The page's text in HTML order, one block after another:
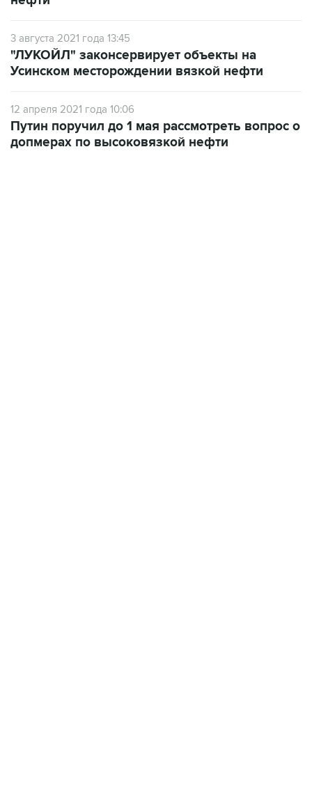
3 августа 2021 года 13:45
"ЛУКОЙЛ" законсервирует объекты на
Усинском месторождении вязкой нефти
12 апреля 2021 года 10:06
Путин поручил до 1 мая рассмотреть вопрос о
допмерах по высоковязкой нефти